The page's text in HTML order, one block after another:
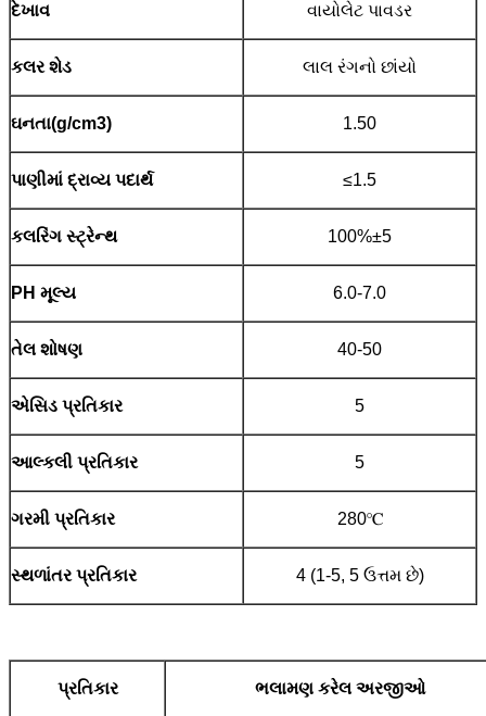
દેખાવ વાયોલેટ પાવડર
કલર શેડ લાલ રંગનો છાંયો
ઘનતા(g/cm3) 1.50
પાણીમાં દ્રાવ્ય પદાર્થ ≤1.5
કલરિંગ સ્ટ્રેન્થ 100%±5
PH મૂલ્ય 6.0-7.0
તેલ શોષણ 40-50
એસિડ પ્રતિકાર 5
આલ્કલી પ્રતિકાર 5
ગરમી પ્રતિકાર 280℃
સ્થળાંતર પ્રતિકાર 4 (1-5, 5 ઉત્તમ છે)
પ્રતિકાર ભલામણ કરેલ અરજીઓ